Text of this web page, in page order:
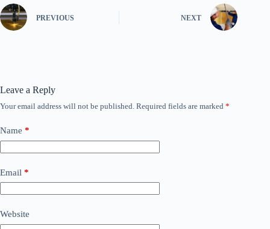
PREVIOUS NEXT
Leave a Reply
Your email address will not be published. Required fields are marked *
Name *
Email *
Website